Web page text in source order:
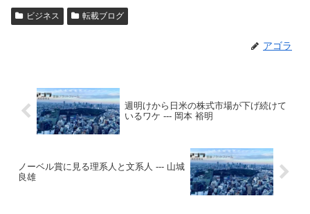
ビジネス 転載ブログ
アゴラ
週明けから日米の株式市場が下げ続けて
いるワケ --- 岡本 裕明
ノーベル賞に見る理系人と文系人 --- 山城
良雄